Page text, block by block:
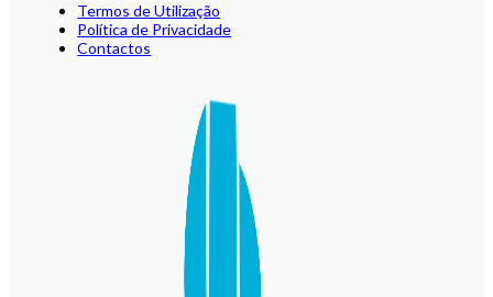
Termos de Utilização
Política de Privacidade
Contactos